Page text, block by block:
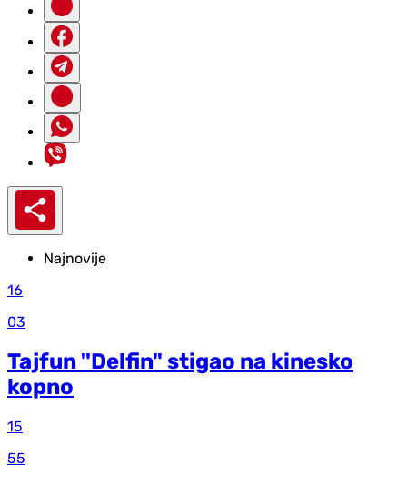
Najnovije
16
03
Tajfun "Delfin" stigao na kinesko
kopno
15
55